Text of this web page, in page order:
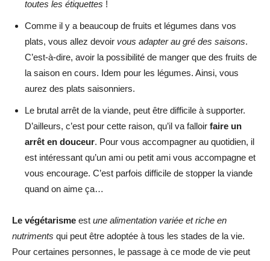
toutes les étiquettes !
Comme il y a beaucoup de fruits et légumes dans vos
plats, vous allez devoir vous adapter au gré des saisons.
C’est-à-dire, avoir la possibilité de manger que des fruits de
la saison en cours. Idem pour les légumes. Ainsi, vous
aurez des plats saisonniers.
Le brutal arrêt de la viande, peut être difficile à supporter.
D’ailleurs, c’est pour cette raison, qu’il va falloir faire un
arrêt en douceur. Pour vous accompagner au quotidien, il
est intéressant qu’un ami ou petit ami vous accompagne et
vous encourage. C’est parfois difficile de stopper la viande
quand on aime ça…
Le végétarisme est une alimentation variée et riche en
nutriments qui peut être adoptée à tous les stades de la vie.
Pour certaines personnes, le passage à ce mode de vie peut